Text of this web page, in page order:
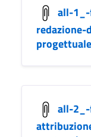
all-
all-